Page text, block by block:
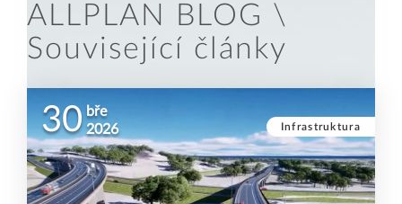
ALLPLAN BLOG \
Související články
Infrastruktura
30 bře
2026